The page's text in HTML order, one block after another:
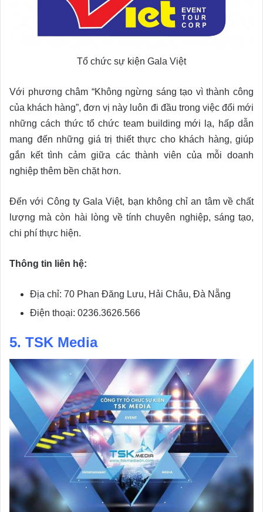
Tổ chức sự kiện Gala Việt
Với phương châm “Không ngừng sáng tạo vì thành công
của khách hàng”, đơn vị này luôn đi đầu trong việc đổi mới
những cách thức tổ chức team building mới lạ, hấp dẫn
mang đến những giá trị thiết thực cho khách hàng, giúp
gắn kết tình cảm giữa các thành viên của mỗi doanh
nghiệp thêm bền chặt hơn.
Đến với Công ty Gala Việt, bạn không chỉ an tâm về chất
lượng mà còn hài lòng về tính chuyên nghiệp, sáng tạo,
chi phí thực hiện.
Thông tin liên hệ:
Địa chỉ: 70 Phan Đăng Lưu, Hải Châu, Đà Nẵng
Điện thoại: 0236.3626.566
5. TSK Media